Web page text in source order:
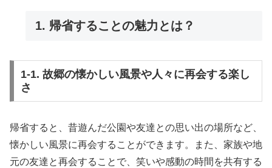
1. 帰省することの魅力とは？
1-1. 故郷の懐かしい風景や人々に再会する楽し
さ
帰省すると、昔遊んだ公園や友達との思い出の場所など、
懐かしい風景に再会することができます。また、家族や地
元の友達と再会することで、笑いや感動の時間を共有する